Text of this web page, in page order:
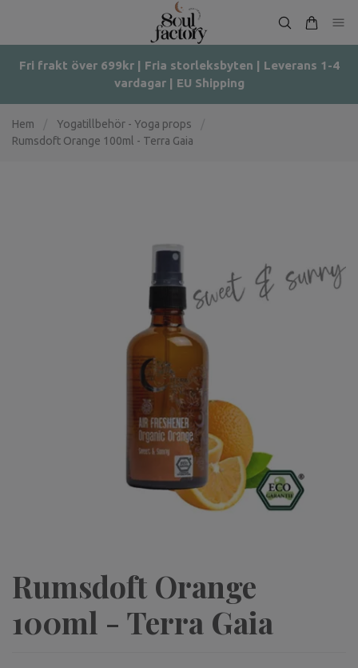
Fri frakt över 699kr | Fria storleksbyten | Leverans 1-4
vardagar | EU Shipping
Hem Yogatillbehör - Yoga props
Rumsdoft Orange 100ml - Terra Gaia
Rumsdoft Orange
100ml - Terra Gaia